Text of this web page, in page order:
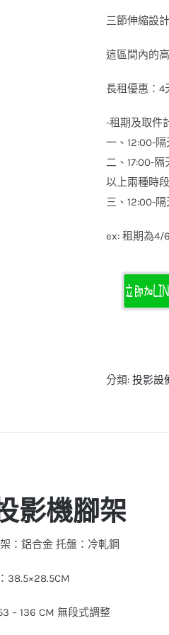
三節伸縮設
這區間內的
長租優惠：4
-租期及取件
一、12:00-隔
二、17:00-隔
以上兩種時
三、12:00-隔
ex: 租期為4/
分類: 投影設
影機腳架
：鋁合金 托盤：冷軋鋼
38.5×28.5CM
– 136 CM 無段式調整